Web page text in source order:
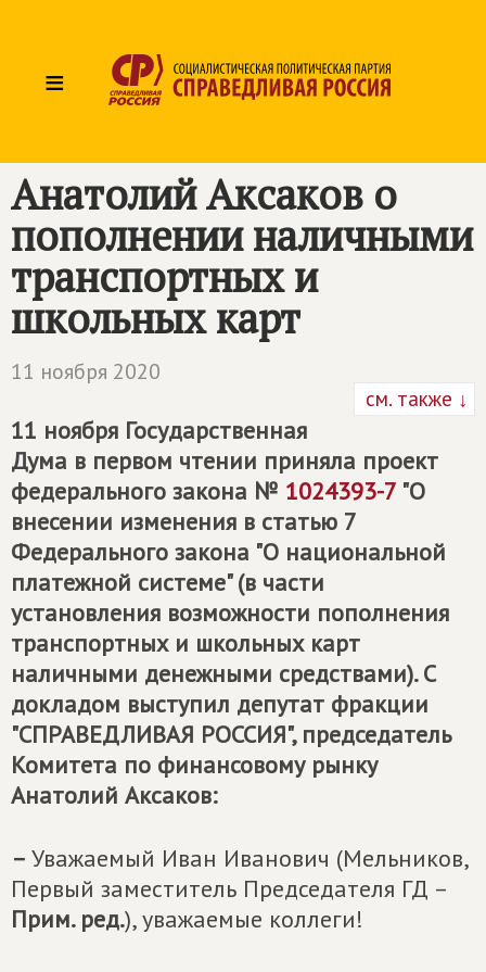
≡
Анатолий Аксаков о
пополнении наличными
транспортных и
школьных карт
11 ноября 2020
см. также ↓
11 ноября Государственная
Дума в первом чтении приняла проект
федерального закона № 1024393-7 "О
внесении изменения в статью 7
Федерального закона "О национальной
платежной системе" (в части
установления возможности пополнения
транспортных и школьных карт
наличными денежными средствами). С
докладом выступил депутат фракции
"СПРАВЕДЛИВАЯ РОССИЯ", председатель
Комитета по финансовому рынку
Анатолий Аксаков:
– Уважаемый Иван Иванович (Мельников,
Первый заместитель Председателя ГД –
Прим. ред.), уважаемые коллеги!